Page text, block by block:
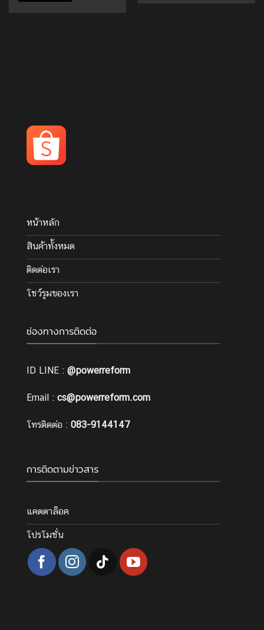
หน้าหลัก
สินค้าทั้งหมด
ติดต่อเรา
โชว์รูมของเรา
ช่องทางการติดต่อ
ID LINE : @powerreform
Email : cs@powerreform.com
โทรติดต่อ : 083-9144147
การติดตามข่าวสาร
แคตตาล็อค
โปรโมชั่น